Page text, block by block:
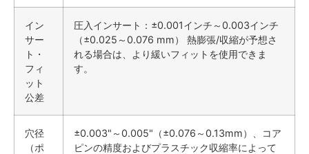
イン
サー
ト・
フィ
ット
公差
圧入インサート：±0.001インチ～0.003インチ
（±0.025～0.076 mm） 熱膨張/収縮が予想さ
れる場合は、より緩いフィットを使用できま
す。
穴径
（ポ
±0.003"～0.005"（±0.076～0.13mm）、コア
ピンの精度およびプラスチック収縮率によって